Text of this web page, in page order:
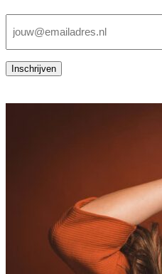
mailadres
Inschrijven